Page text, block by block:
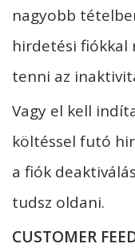
nagyobb
hirdetési fiókkal
tenni az
Vagy el kell
költéssel futó
a fiók
tudsz oldani.
CUSTOMER